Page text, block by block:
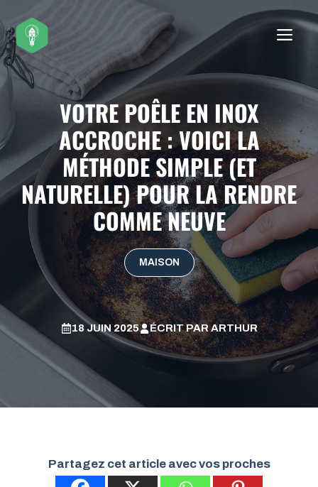
au
contenu
VOTRE POÊLE EN INOX
ACCROCHE : VOICI LA
MÉTHODE SIMPLE (ET
NATURELLE) POUR LA RENDRE
COMME NEUVE
MAISON
18 JUIN 2025 ÉCRIT PARARTHUR
Partagez cet article avec vos proches